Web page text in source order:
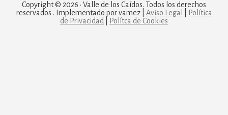
Copyright © 2026 · Valle de los Caídos. Todos los derechos
reservados . Implementado por vamez | Aviso Legal
Política
de Privacidad
Polítca de Cookies